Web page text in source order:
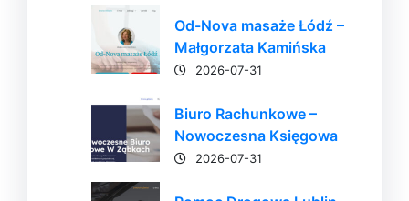
Od-Nova masaże Łódź –
Małgorzata Kamińska
2026-07-31
Biuro Rachunkowe –
Nowoczesna Księgowa
2026-07-31